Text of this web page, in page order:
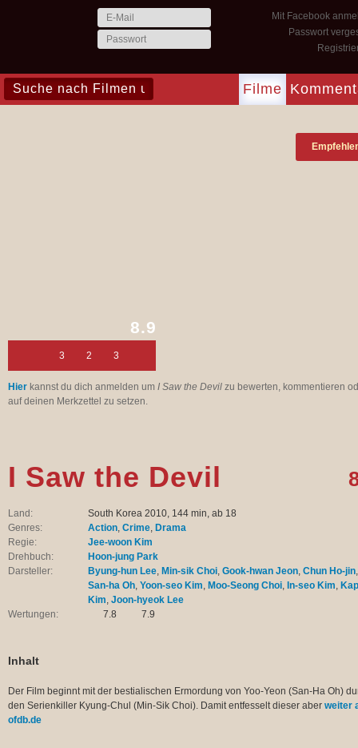
Mit Facebook
Passwort
Filme
8.9
3 2 3
Hier kannst du dich anmelden um I Saw the Devil zu bewerten, kommentieren
auf deinen Merkzettel zu setzen.
I Saw the Devil
Land:
South Korea 2010, 144 min, ab 18
Genres:
Action, Crime, Drama
Regie:
Jee-woon Kim
Drehbuch:
Hoon-jung Park
Darsteller:
Byung-hun Lee, Min-sik Choi, Gook-hwan Jeon, Chun Ho-jin,
San-ha Oh, Yoon-seo Kim, Moo-Seong Choi, In-seo Kim,
Kim, Joon-hyeok Lee
Wertungen:
7.8 7.9
Inhalt
Der Film beginnt mit der bestialischen Ermordung von Yoo-Yeon (San-Ha Oh)
den Serienkiller Kyung-Chul (Min-Sik Choi). Damit entfesselt dieser aber weiter
ofdb.de